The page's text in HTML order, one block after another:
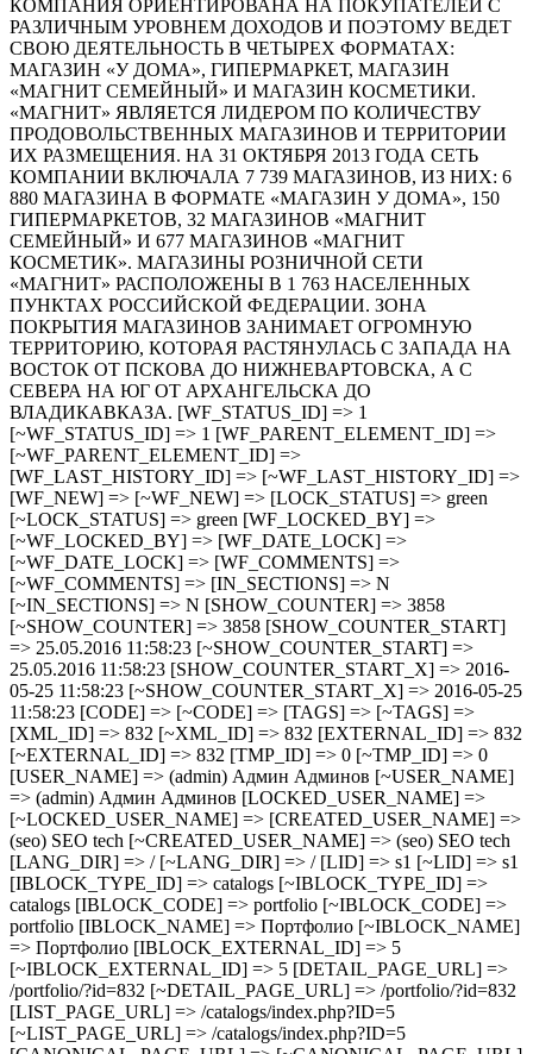
КОМПАНИЯ ОРИЕНТИРОВАНА НА ПОКУПАТЕЛЕЙ С
РАЗЛИЧНЫМ УРОВНЕМ ДОХОДОВ И ПОЭТОМУ ВЕДЕТ
СВОЮ ДЕЯТЕЛЬНОСТЬ В ЧЕТЫРЕХ ФОРМАТАХ:
МАГАЗИН «У ДОМА», ГИПЕРМАРКЕТ, МАГАЗИН
«МАГНИТ СЕМЕЙНЫЙ» И МАГАЗИН КОСМЕТИКИ.
«МАГНИТ» ЯВЛЯЕТСЯ ЛИДЕРОМ ПО КОЛИЧЕСТВУ
ПРОДОВОЛЬСТВЕННЫХ МАГАЗИНОВ И ТЕРРИТОРИИ
ИХ РАЗМЕЩЕНИЯ. НА 31 ОКТЯБРЯ 2013 ГОДА СЕТЬ
КОМПАНИИ ВКЛЮЧАЛА 7 739 МАГАЗИНОВ, ИЗ НИХ: 6
880 МАГАЗИНА В ФОРМАТЕ «МАГАЗИН У ДОМА», 150
ГИПЕРМАРКЕТОВ, 32 МАГАЗИНОВ «МАГНИТ
СЕМЕЙНЫЙ» И 677 МАГАЗИНОВ «МАГНИТ
КОСМЕТИК». МАГАЗИНЫ РОЗНИЧНОЙ СЕТИ
«МАГНИТ» РАСПОЛОЖЕНЫ В 1 763 НАСЕЛЕННЫХ
ПУНКТАХ РОССИЙСКОЙ ФЕДЕРАЦИИ. ЗОНА
ПОКРЫТИЯ МАГАЗИНОВ ЗАНИМАЕТ ОГРОМНУЮ
ТЕРРИТОРИЮ, КОТОРАЯ РАСТЯНУЛАСЬ С ЗАПАДА НА
ВОСТОК ОТ ПСКОВА ДО НИЖНЕВАРТОВСКА, А С
СЕВЕРА НА ЮГ ОТ АРХАНГЕЛЬСКА ДО
ВЛАДИКАВКАЗА. [WF_STATUS_ID] => 1
[~WF_STATUS_ID] => 1 [WF_PARENT_ELEMENT_ID] =>
[~WF_PARENT_ELEMENT_ID] =>
[WF_LAST_HISTORY_ID] => [~WF_LAST_HISTORY_ID] =>
[WF_NEW] => [~WF_NEW] => [LOCK_STATUS] => green
[~LOCK_STATUS] => green [WF_LOCKED_BY] =>
[~WF_LOCKED_BY] => [WF_DATE_LOCK] =>
[~WF_DATE_LOCK] => [WF_COMMENTS] =>
[~WF_COMMENTS] => [IN_SECTIONS] => N
[~IN_SECTIONS] => N [SHOW_COUNTER] => 3858
[~SHOW_COUNTER] => 3858 [SHOW_COUNTER_START]
=> 25.05.2016 11:58:23 [~SHOW_COUNTER_START] =>
25.05.2016 11:58:23 [SHOW_COUNTER_START_X] => 2016-
05-25 11:58:23 [~SHOW_COUNTER_START_X] => 2016-05-25
11:58:23 [CODE] => [~CODE] => [TAGS] => [~TAGS] =>
[XML_ID] => 832 [~XML_ID] => 832 [EXTERNAL_ID] => 832
[~EXTERNAL_ID] => 832 [TMP_ID] => 0 [~TMP_ID] => 0
[USER_NAME] => (admin) Админ Админов [~USER_NAME]
=> (admin) Админ Админов [LOCKED_USER_NAME] =>
[~LOCKED_USER_NAME] => [CREATED_USER_NAME] =>
(seo) SEO tech [~CREATED_USER_NAME] => (seo) SEO tech
[LANG_DIR] => / [~LANG_DIR] => / [LID] => s1 [~LID] => s1
[IBLOCK_TYPE_ID] => catalogs [~IBLOCK_TYPE_ID] =>
catalogs [IBLOCK_CODE] => portfolio [~IBLOCK_CODE] =>
portfolio [IBLOCK_NAME] => Портфолио [~IBLOCK_NAME]
=> Портфолио [IBLOCK_EXTERNAL_ID] => 5
[~IBLOCK_EXTERNAL_ID] => 5 [DETAIL_PAGE_URL] =>
/portfolio/?id=832 [~DETAIL_PAGE_URL] => /portfolio/?id=832
[LIST_PAGE_URL] => /catalogs/index.php?ID=5
[~LIST_PAGE_URL] => /catalogs/index.php?ID=5